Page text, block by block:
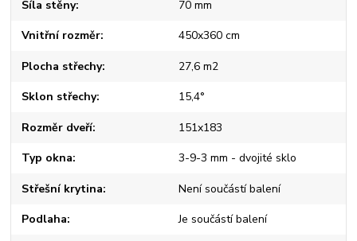
Síla stěny 70 mm
Vnitřní rozměr 450x360 cm
Plocha střechy 27,6 m2
Sklon střechy 15,4°
Rozměr dveří 151x183
Typ okna 3-9-3 mm - dvojité sklo
Střešní krytina Není součástí balení
Podlaha Je součástí balení